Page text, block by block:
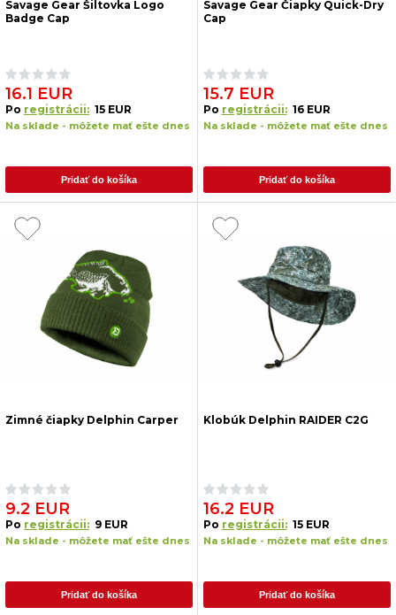
Savage Gear Šiltovka Logo
Badge Cap
16.1 EUR
Po registrácii: 15 EUR
Na sklade - môžete mať ešte dnes
Pridať do košíka
Savage Gear Čiapky Quick-Dry
Cap
15.7 EUR
Po registrácii: 16 EUR
Na sklade - môžete mať ešte dnes
Pridať do košíka
Zimné čiapky Delphin Carper
9.2 EUR
Po registrácii: 9 EUR
Na sklade - môžete mať ešte dnes
Pridať do košíka
Klobúk Delphin RAIDER C2G
16.2 EUR
Po registrácii: 15 EUR
Na sklade - môžete mať ešte dnes
Pridať do košíka